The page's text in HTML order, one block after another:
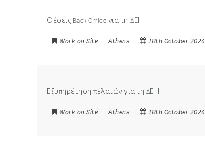
Θέσεις Back Office για τη ΔΕΗ
Work on Site Athens 18th October 2024
Εξυπηρέτηση πελατών για τη ΔΕΗ
Work on Site Athens 18th October 2024